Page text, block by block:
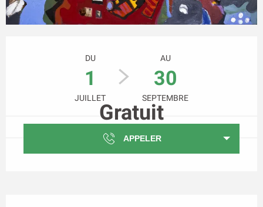
DU
1
JUILLET
AU
30
SEPTEMBRE
Gratuit
APPELER